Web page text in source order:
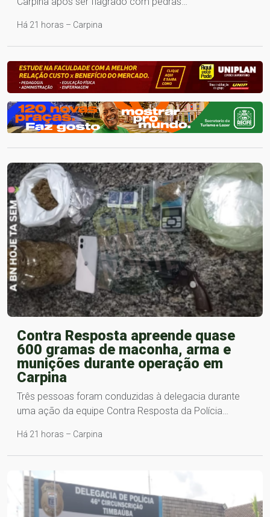
Há 21 horas – Carpina
Contra Resposta apreende quase
600 gramas de maconha, arma e
munições durante operação em
Carpina
Três pessoas foram conduzidas à delegacia durante
uma ação da equipe Contra Resposta da Polícia…
Há 21 horas – Carpina